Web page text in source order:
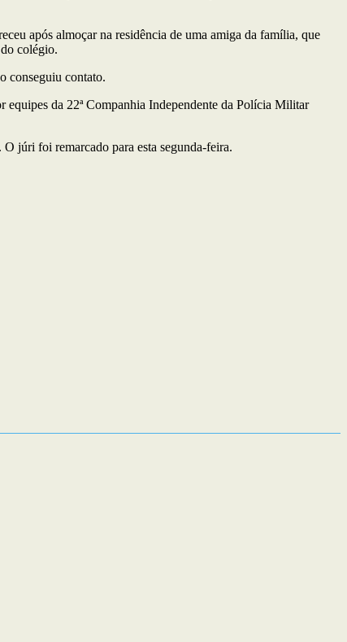
após almoçar na residência de uma amiga da família, que
colégio.
conseguiu contato.
da 22ª Companhia Independente da Polícia Militar
júri foi remarcado para esta segunda-feira.